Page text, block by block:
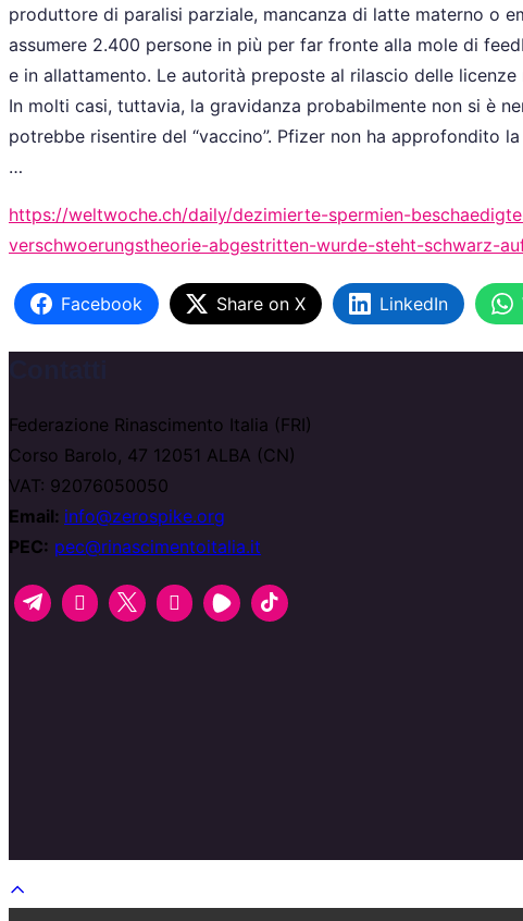
produttore di paralisi parziale, mancanza di latte materno o
assumere 2.400 persone in più per far fronte alla mole di
e in allattamento. Le autorità preposte al rilascio delle
In molti casi, tuttavia, la gravidanza probabilmente non si è
potrebbe risentire del “vaccino”. Pfizer non ha approfondito
…
https://weltwoche.ch/daily/dezimierte-spermien-
verschwoerungstheorie-abgestritten-wurde-steht-schwarz-
Facebook Share on X LinkedIn
Federazione Rinascimento Italia (FRI)
Corso Barolo, 47 12051 ALBA (CN)
VAT: 92076050050
Email: info@zerospike.org
PEC: pec@rinascimentoitalia.it